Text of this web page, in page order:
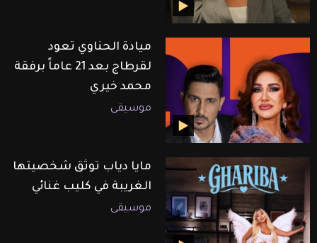
ميادة الحناوي تعود
لقرطاج بعد 21 عاماً برفقة
محمد خيري
موسيقى
مايا دياب توثق شخصيتها
الغريبة في كليب غنائي
موسيقى